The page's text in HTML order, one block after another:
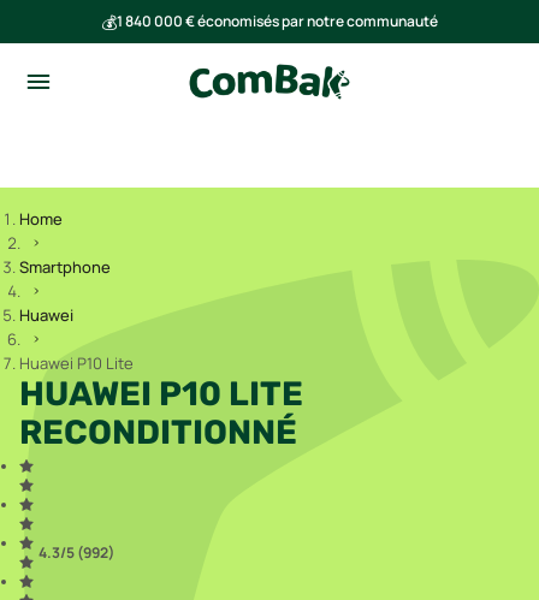
💰1 840 000 € économisés par notre communauté
Home
Smartphone
Huawei
Huawei P10 Lite
HUAWEI P10 LITE
RECONDITIONNÉ
4.3/5 (992)